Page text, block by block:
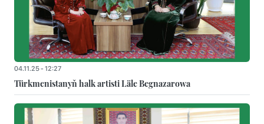
04.11.25 - 12:27
Türkmenistanyň halk artisti Läle Begnazarowa